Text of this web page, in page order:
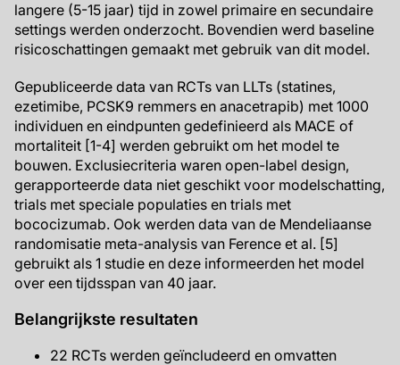
langere (5-15 jaar) tijd in zowel primaire en secundaire
settings werden onderzocht. Bovendien werd baseline
risicoschattingen gemaakt met gebruik van dit model.
Gepubliceerde data van RCTs van LLTs (statines,
ezetimibe, PCSK9 remmers en anacetrapib) met 1000
individuen en eindpunten gedefinieerd als MACE of
mortaliteit [1-4] werden gebruikt om het model te
bouwen. Exclusiecriteria waren open-label design,
gerapporteerde data niet geschikt voor modelschatting,
trials met speciale populaties en trials met
bococizumab. Ook werden data van de Mendeliaanse
randomisatie meta-analysis van Ference et al. [5]
gebruikt als 1 studie en deze informeerden het model
over een tijdsspan van 40 jaar.
Belangrijkste resultaten
22 RCTs werden geïncludeerd en omvatten